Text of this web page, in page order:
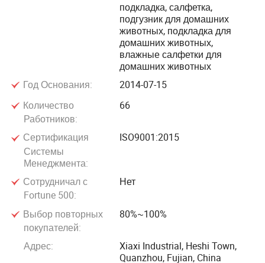
потребности своих клиентов.
«Доставка высококачественной продукции по
доступным ценам» — это всегда наша миссия. Мы
стремимся стать нашим партнером для всех наших
клиентов на различных рынках.
подкладка, салфетка,
подгузник для домашних
животных, подкладка для
домашних животных,
влажные салфетки для
домашних животных
Год Основания:
2014-07-15
Количество
Работников:
66
Сертификация
Системы
Менеджмента:
ISO9001:2015
Сотрудничал с
Fortune 500:
Нет
Выбор повторных
покупателей:
80%~100%
Адрес:
Xiaxi Industrial, Heshi Town,
Quanzhou, Fujian, China